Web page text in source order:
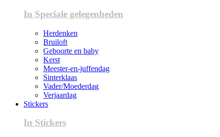
In Speciale gelegenheden
Herdenken
Bruiloft
Geboorte en baby
Kerst
Meester-en-juffendag
Sinterklaas
Vader/Moederdag
Verjaardag
Stickers
In Stickers